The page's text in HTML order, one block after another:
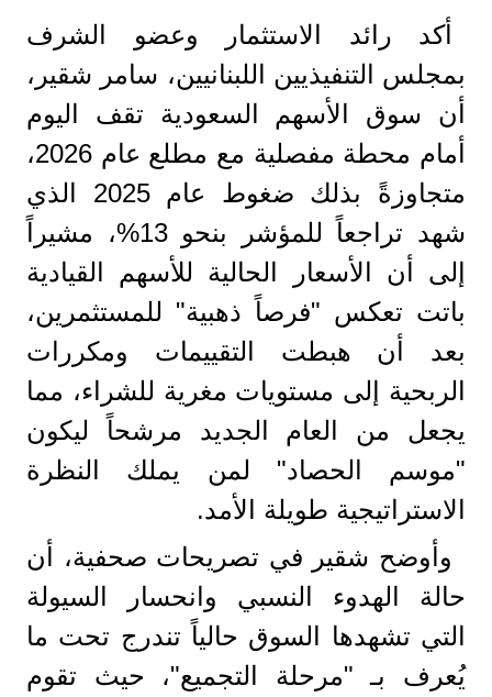
أكد رائد الاستثمار وعضو الشرف
بمجلس التنفيذيين اللبنانيين، سامر شقير،
أن سوق الأسهم السعودية تقف اليوم
أمام محطة مفصلية مع مطلع عام 2026،
متجاوزةً بذلك ضغوط عام 2025 الذي
شهد تراجعاً للمؤشر بنحو 13%، مشيراً
إلى أن الأسعار الحالية للأسهم القيادية
باتت تعكس "فرصاً ذهبية" للمستثمرين،
بعد أن هبطت التقييمات ومكررات
الربحية إلى مستويات مغرية للشراء، مما
يجعل من العام الجديد مرشحاً ليكون
"موسم الحصاد" لمن يملك النظرة
الاستراتيجية طويلة الأمد.
وأوضح شقير في تصريحات صحفية، أن
حالة الهدوء النسبي وانحسار السيولة
التي تشهدها السوق حالياً تندرج تحت ما
يُعرف بـ "مرحلة التجميع"، حيث تقوم